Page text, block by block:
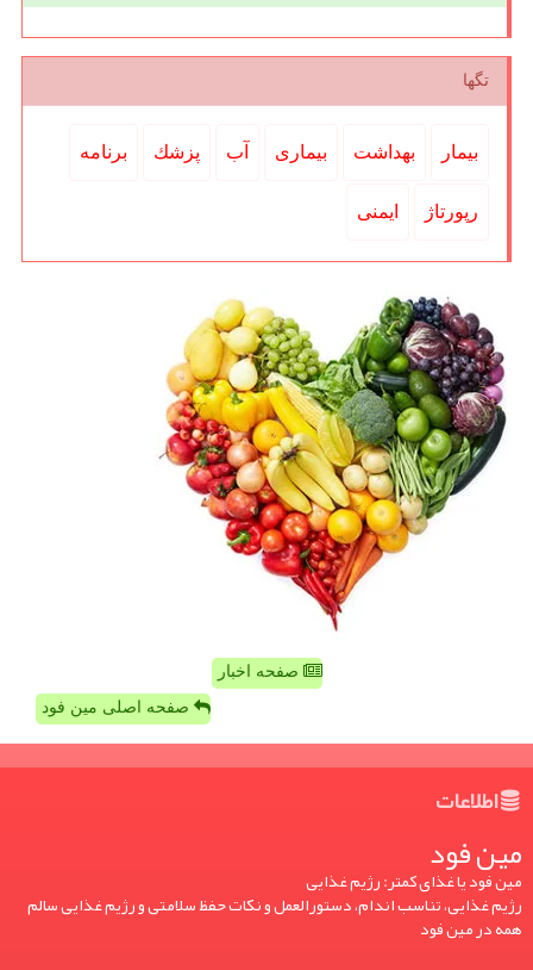
تگها
بیمار بهداشت بیماری آب پزشك برنامه
رپورتاژ ایمنی
صفحه اخبار
صفحه اصلی مین فود
اطلاعات
مین فود
مین فود یا غذای کمتر: رژیم غذایی
رژیم غذایی، تناسب اندام، دستورالعمل و نکات حفظ سلامتی و رژیم غذایی سالم
همه در مین فود